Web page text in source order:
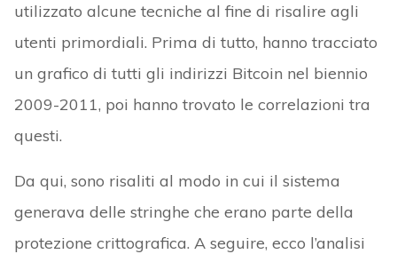
utilizzato alcune tecniche al fine di risalire agli
utenti primordiali. Prima di tutto, hanno tracciato
un grafico di tutti gli indirizzi Bitcoin nel biennio
2009-2011, poi hanno trovato le correlazioni tra
questi.
Da qui, sono risaliti al modo in cui il sistema
generava delle stringhe che erano parte della
protezione crittografica. A seguire, ecco l’analisi